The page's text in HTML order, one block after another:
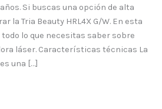
Si buscas una opción de alta
la Tria Beauty HRL4X G/W. En esta
lo que necesitas saber sobre
láser. Características técnicas La
una […]